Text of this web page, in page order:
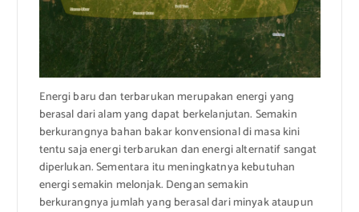
Energi baru dan terbarukan merupakan energi yang
berasal dari alam yang dapat berkelanjutan. Semakin
berkurangnya bahan bakar konvensional di masa kini
tentu saja energi terbarukan dan energi alternatif sangat
diperlukan. Sementara itu meningkatnya kebutuhan
energi semakin melonjak. Dengan semakin
berkurangnya jumlah yang berasal dari minyak ataupun